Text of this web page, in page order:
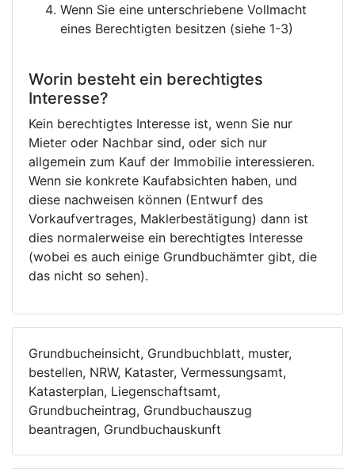
Wenn Sie eine unterschriebene Vollmacht
eines Berechtigten besitzen (siehe 1-3)
Worin besteht ein berechtigtes
Interesse?
Kein berechtigtes Interesse ist, wenn Sie nur
Mieter oder Nachbar sind, oder sich nur
allgemein zum Kauf der Immobilie interessieren.
Wenn sie konkrete Kaufabsichten haben, und
diese nachweisen können (Entwurf des
Vorkaufvertrages, Maklerbestätigung) dann ist
dies normalerweise ein berechtigtes Interesse
(wobei es auch einige Grundbuchämter gibt, die
das nicht so sehen).
Grundbucheinsicht, Grundbuchblatt, muster,
bestellen, NRW, Kataster, Vermessungsamt,
Katasterplan, Liegenschaftsamt,
Grundbucheintrag, Grundbuchauszug
beantragen, Grundbuchauskunft